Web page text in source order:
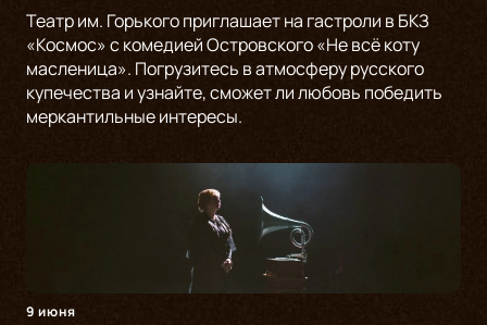
Театр им. Горького приглашает на гастроли в БКЗ
«Космос» с комедией Островского «Не всё коту
масленица». Погрузитесь в атмосферу русского
купечества и узнайте, сможет ли любовь победить
меркантильные интересы.
9 июня